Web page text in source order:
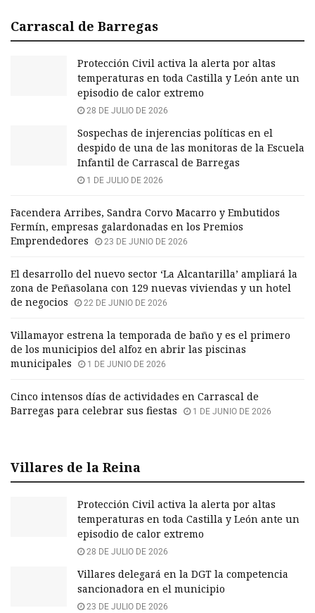
Carrascal de Barregas
Protección Civil activa la alerta por altas
temperaturas en toda Castilla y León ante un
episodio de calor extremo
28 DE JULIO DE 2026
Sospechas de injerencias políticas en el
despido de una de las monitoras de la Escuela
Infantil de Carrascal de Barregas
1 DE JULIO DE 2026
Facendera Arribes, Sandra Corvo Macarro y Embutidos
Fermín, empresas galardonadas en los Premios
Emprendedores
23 DE JUNIO DE 2026
El desarrollo del nuevo sector ‘La Alcantarilla’ ampliará la
zona de Peñasolana con 129 nuevas viviendas y un hotel
de negocios
22 DE JUNIO DE 2026
Villamayor estrena la temporada de baño y es el primero
de los municipios del alfoz en abrir las piscinas
municipales
1 DE JUNIO DE 2026
Cinco intensos días de actividades en Carrascal de
Barregas para celebrar sus fiestas
1 DE JUNIO DE 2026
Villares de la Reina
Protección Civil activa la alerta por altas
temperaturas en toda Castilla y León ante un
episodio de calor extremo
28 DE JULIO DE 2026
Villares delegará en la DGT la competencia
sancionadora en el municipio
23 DE JULIO DE 2026